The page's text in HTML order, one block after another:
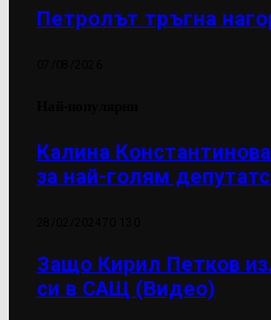
Петролът тръгна
Калина
за най-голям
Защо Кирил Петков
си в САЩ (Видео)